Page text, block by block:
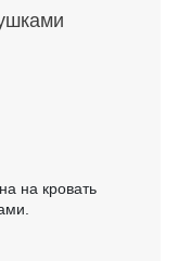
на кровать